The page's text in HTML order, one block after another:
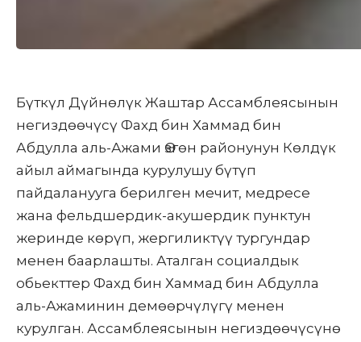
Бүткүл Дүйнөлүк Жаштар Ассамблеясынын
негиздөөчүсү Фахд бин Хаммад бин
Абдулла аль-Ажами Өзгөн районунун Көлдүк
айыл аймагында курулушу бүтүп
пайдаланууга берилген мечит, медресе
жана фельдшердик-акушердик пунктун
жеринде көрүп, жергиликтүү тургундар
менен баарлашты. Аталган социалдык
обьекттер Фахд бин Хаммад бин Абдулла
аль-Ажаминин демөөрчүлүгү менен
курулган. Ассамблеясынын негиздөөчүсүнө